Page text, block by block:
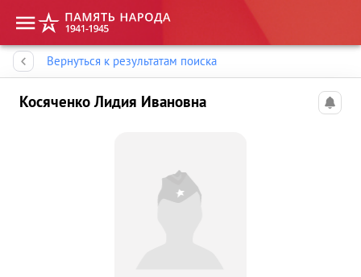
Вернуться к результатам поиска
Косяченко Лидия Ивановна
Память народа